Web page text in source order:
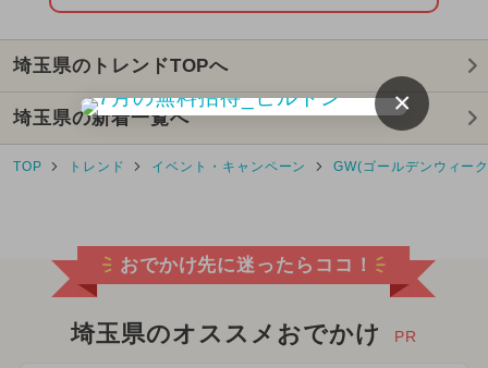
2025年8月のイベント
2025年9月のイベント
2026年3月のイベント
2024年11月のイベント
2024年12月のイベント
埼玉県のトレンドTOPへ
埼玉県の新着一覧へ
TOP トレンド イベント・キャンペーン GW(ゴールデンウィー
おでかけ先に迷ったらココ！
埼玉県のオススメおでかけ PR
×